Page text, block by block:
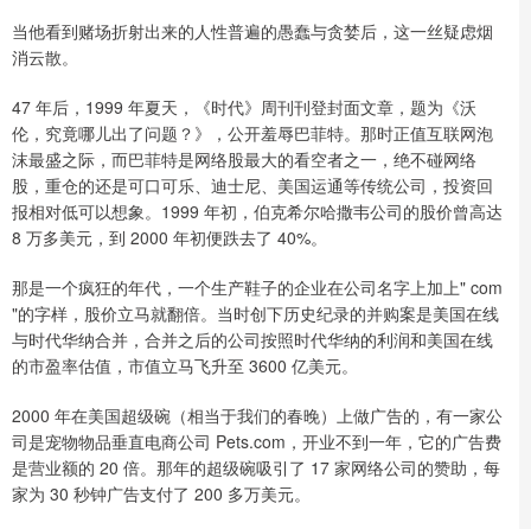
当他看到赌场折射出来的人性普遍的愚蠢与贪婪后，这一丝疑虑烟
消云散。
47 年后，1999 年夏天，《时代》周刊刊登封面文章，题为《沃
伦，究竟哪儿出了问题？》，公开羞辱巴菲特。那时正值互联网泡
沫最盛之际，而巴菲特是网络股最大的看空者之一，绝不碰网络
股，重仓的还是可口可乐、迪士尼、美国运通等传统公司，投资回
报相对低可以想象。1999 年初，伯克希尔哈撒韦公司的股价曾高达
8 万多美元，到 2000 年初便跌去了 40%。
那是一个疯狂的年代，一个生产鞋子的企业在公司名字上加上" com
"的字样，股价立马就翻倍。当时创下历史纪录的并购案是美国在线
与时代华纳合并，合并之后的公司按照时代华纳的利润和美国在线
的市盈率估值，市值立马飞升至 3600 亿美元。
2000 年在美国超级碗（相当于我们的春晚）上做广告的，有一家公
司是宠物物品垂直电商公司 Pets.com，开业不到一年，它的广告费
是营业额的 20 倍。那年的超级碗吸引了 17 家网络公司的赞助，每
家为 30 秒钟广告支付了 200 多万美元。